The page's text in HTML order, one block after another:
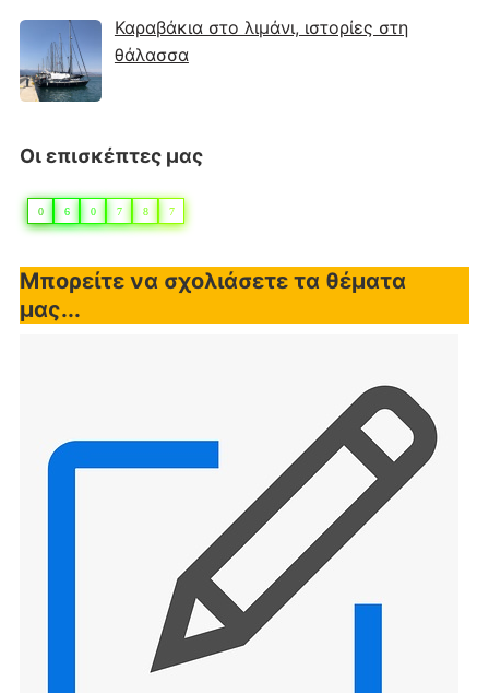
Καραβάκια στο λιμάνι, ιστορίες στη
θάλασσα
Οι επισκέπτες μας
0 6 0 7 8 7
Μπορείτε να σχολιάσετε τα θέματα
μας...